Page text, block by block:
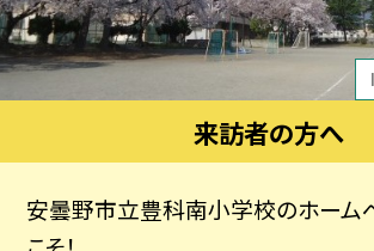
来訪者の方へ
安曇野市立豊科南小学校のホーム